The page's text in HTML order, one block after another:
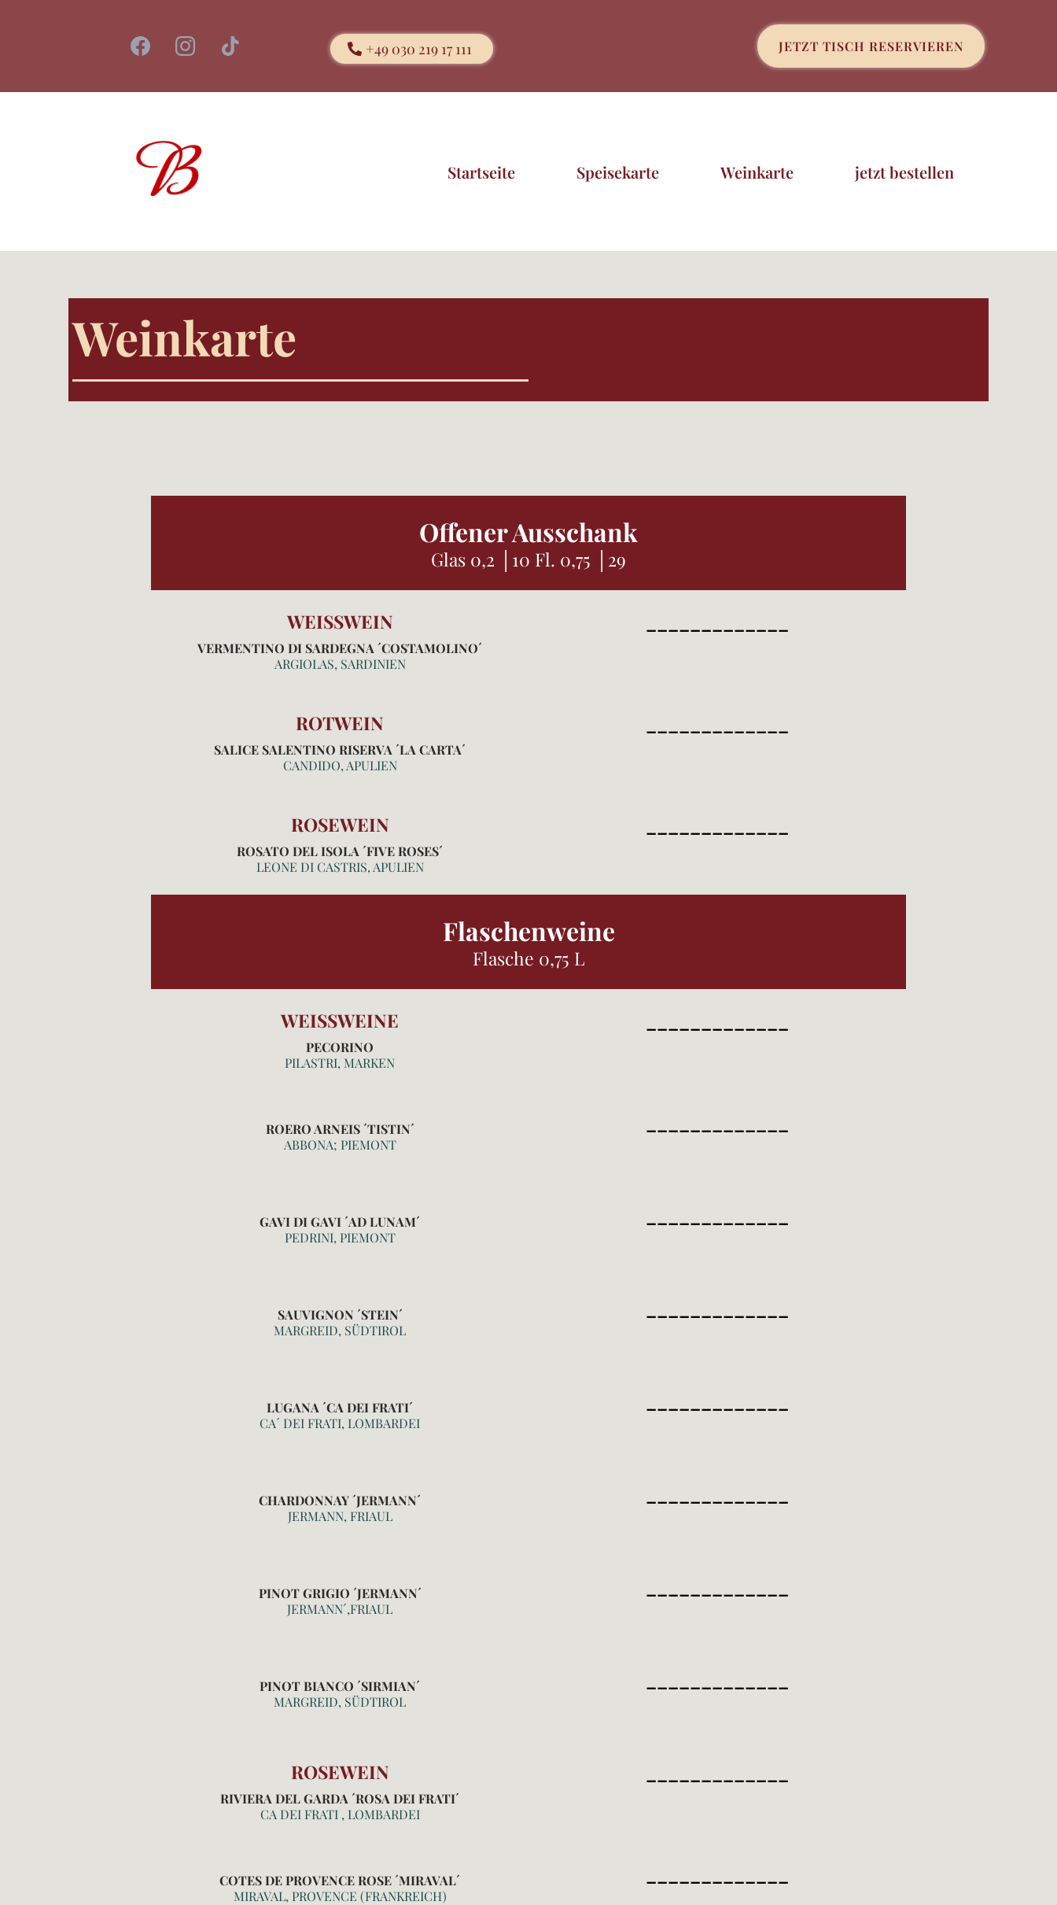
+49 030 219 17 111 JETZT TISCH RESERVIEREN
Startseite Speisekarte Weinkarte jetzt bestellen
Weinkarte
Offener Ausschank
Glas 0,2 │10 Fl. 0,75 │29
WEISSWEIN
VERMENTINO DI SARDEGNA ´COSTAMOLINO´
ARGIOLAS, SARDINIEN
ROTWEIN
SALICE SALENTINO RISERVA ´LA CARTA´
CANDIDO, APULIEN
ROSEWEIN
ROSATO DEL ISOLA ´FIVE ROSES´
LEONE DI CASTRIS, APULIEN
Flaschenweine
Flasche 0,75 L
WEISSWEINE
PECORINO
PILASTRI, MARKEN
ROERO ARNEIS ´TISTIN´
ABBONA; PIEMONT
GAVI DI GAVI ´AD LUNAM´
PEDRINI, PIEMONT
SAUVIGNON ´STEIN´
MARGREID, SÜDTIROL
LUGANA ´CA DEI FRATI´
CA´ DEI FRATI, LOMBARDEI
CHARDONNAY ´JERMANN´
JERMANN, FRIAUL
PINOT GRIGIO ´JERMANN´
JERMANN´,FRIAUL
PINOT BIANCO ´SIRMIAN´
MARGREID, SÜDTIROL
ROSEWEIN
RIVIERA DEL GARDA ´ROSA DEI FRATI´
CA DEI FRATI , LOMBARDEI
COTES DE PROVENCE ROSE ´MIRAVAL´
MIRAVAL, PROVENCE (FRANKREICH)